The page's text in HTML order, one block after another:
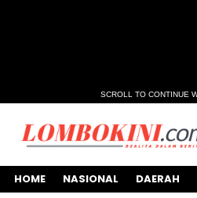
SCROLL TO CONTINUE
HOME NASIONAL DAERAH